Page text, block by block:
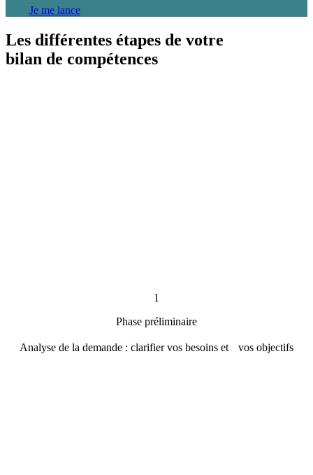
Je me lance
Les différentes étapes de votre
bilan de compétences
1
Phase préliminaire
Analyse de la demande : clarifier vos besoins et vos objectifs